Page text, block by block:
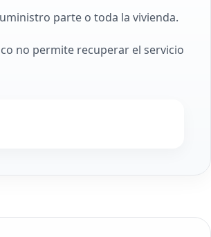
parte o toda la vivienda.
no permite recuperar el servicio